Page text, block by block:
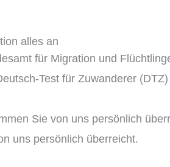
alles an
für Migration und
Test für Zuwanderer
Sie von uns persönlich
uns persönlich überreicht.